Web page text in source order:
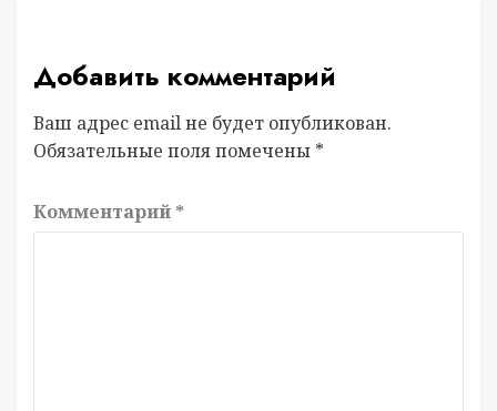
Добавить комментарий
Ваш адрес email не будет опубликован.
Обязательные поля помечены *
Комментарий *